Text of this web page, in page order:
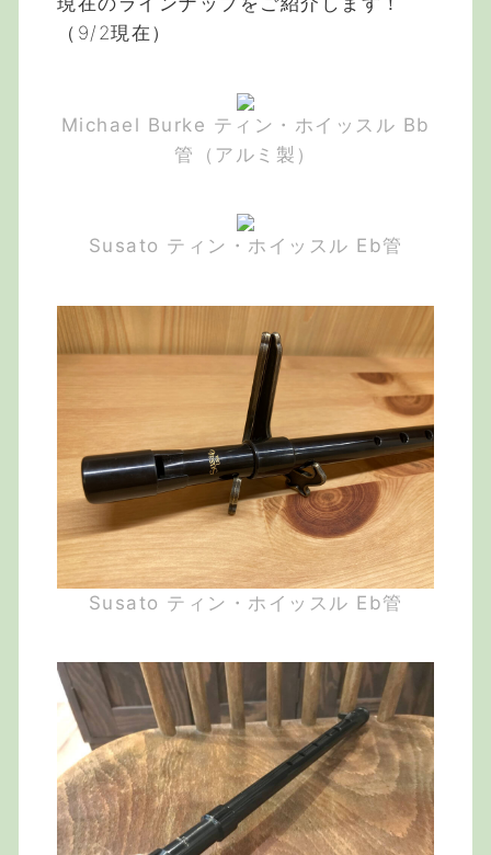
（9/2現在）
Michael Burke ティン・ホイッスル Bb
管（アルミ製）
Susato ティン・ホイッスル Eb管
Susato ティン・ホイッスル Eb管